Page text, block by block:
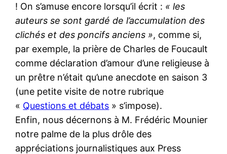
! On s’amuse encore lorsqu’il écrit : « les
auteurs se sont gardé de l’accumulation des
clichés et des poncifs anciens », comme si,
par exemple, la prière de Charles de Foucault
comme déclaration d’amour d’une religieuse à
un prêtre n’était qu’une anecdote en saison 3
(une petite visite de notre rubrique
« Questions et débats » s’impose).
Enfin, nous décernons à M. Frédéric Mounier
notre palme de la plus drôle des
appréciations journalistiques aux Press